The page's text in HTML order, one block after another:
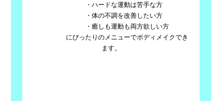
・ハードな運動は苦手な方
・体の不調を改善したい方
・癒しも運動も両方欲しい方
にぴったりのメニューでボディメイクでき
ます。